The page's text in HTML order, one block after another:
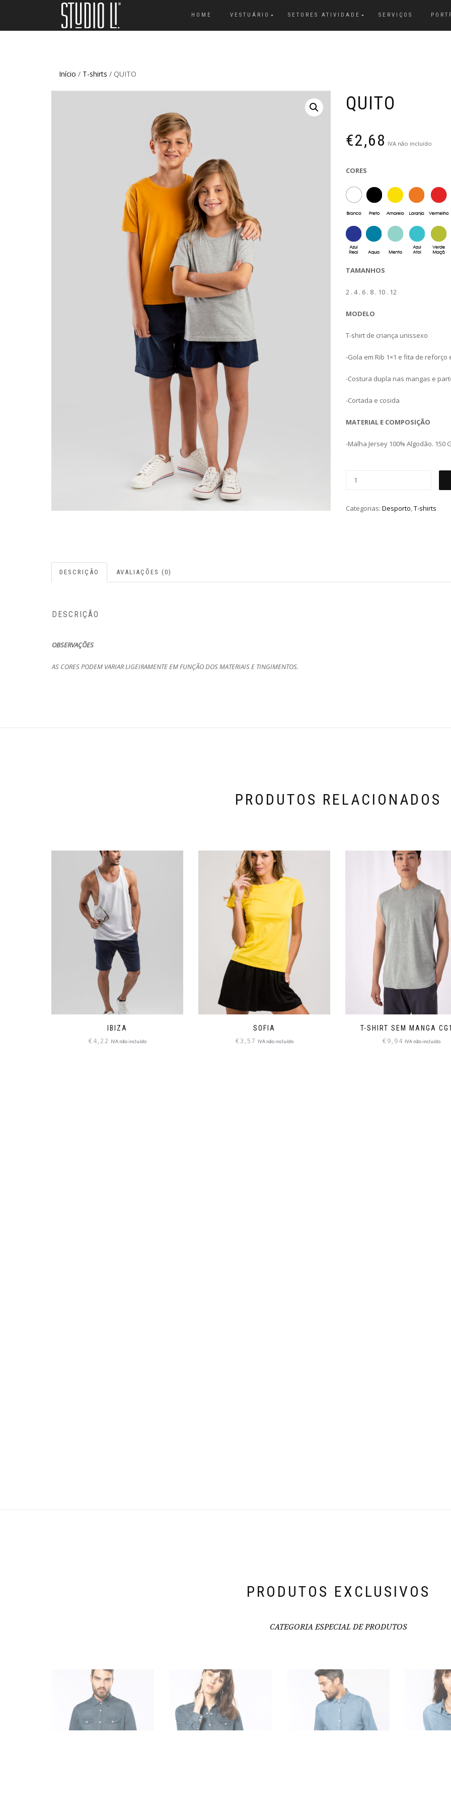
HOME VESTUÁRIO SETORES ATIVIDADE SERVIÇOS
Início / T-shirts / QUITO
QUITO
€2,68 IVA não incluído
CORES
TAMANHOS
2 . 4 . 6 . 8 . 10 . 12
MODELO
T-shirt de criança unissexo
-Gola em Rib 1×1 e fita de reforço
-Costura dupla nas mangas e
-Cortada e cosida
MATERIAL E COMPOSIÇÃO
-Malha Jersey 100% Algodão. 150
Categorias: Desporto,T-shirts
DESCRIÇÃO AVALIAÇÕES (0)
DESCRIÇÃO
OBSERVAÇÕES
AS CORES PODEM VARIAR LIGEIRAMENTE EM FUNÇÃO DOS MATERIAIS E TINGIMENTOS.
PRODUTOS RELACIONADOS
IBIZA
€4,22 IVA não incluído
SOFIA
€3,57 IVA não incluído
T-SHIRT SEM MANGA
€9,94 IVA não incluído
PRODUTOS EXCLUSIVOS
CATEGORIA ESPECIAL DE PRODUTOS